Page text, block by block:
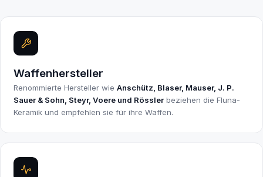
Waffenhersteller
Renommierte Hersteller wieAnschütz, Blaser, Mauser, J. P.
Sauer & Sohn, Steyr, Voere und Rössler beziehen die Fluna-
Keramik und empfehlen sie für ihre Waffen.